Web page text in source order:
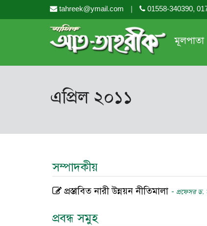
tahreek@ymail.com | 01558-340390,
মূলপাতা
এপ্রিল ২০১১
সম্পাদকীয়
প্রস্তাবিত নারী উন্নয়ন নীতিমালা - প্রফেসর ড.
প্রবন্ধ সমুহ